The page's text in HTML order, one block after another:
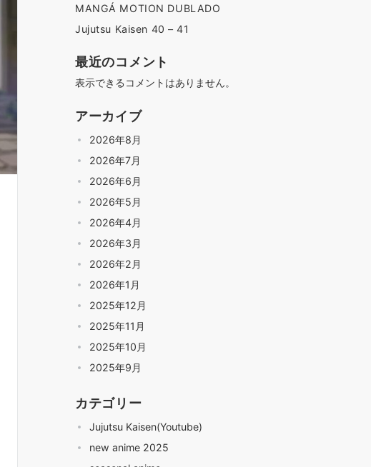
MANGÁ MOTION DUBLADO
Jujutsu Kaisen 40 – 41
最近のコメント
表示できるコメントはありません。
アーカイブ
2026年8月
2026年7月
2026年6月
2026年5月
2026年4月
2026年3月
2026年2月
2026年1月
2025年12月
2025年11月
2025年10月
2025年9月
カテゴリー
Jujutsu Kaisen(Youtube)
new anime 2025